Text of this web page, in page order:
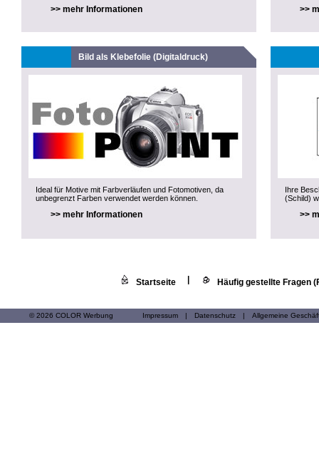
>> mehr Informationen >>
Bild als Klebefolie (Digitaldruck)
Ideal für Motive mit Farbverläufen und Fotomotiven, da
unbegrenzt Farben verwendet werden können.
>> mehr Informationen
Ihre
(Schild)
>>
Startseite Häufig gestellte Fragen
© 2026 COLOR Werbung Impressum | Datenschutz | Allgemeine